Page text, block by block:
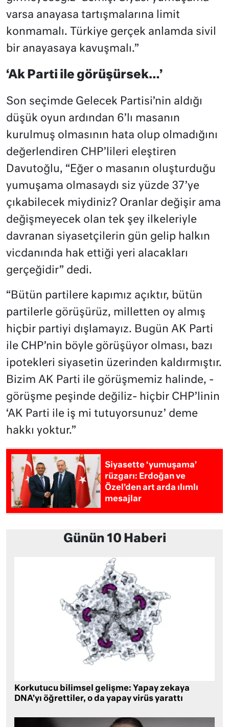
varsa anayasa tartışmalarına limit
konmamalı. Türkiye gerçek anlamda sivil
bir anayasaya kavuşmalı.”
‘Ak Parti ile görüşürsek…’
Son seçimde Gelecek Partisi’nin aldığı
düşük oyun ardından 6’lı masanın
kurulmuş olmasının hata olup olmadığını
değerlendiren CHP’lileri eleştiren
Davutoğlu, “Eğer o masanın oluşturduğu
yumuşama olmasaydı siz yüzde 37’ye
çıkabilecek miydiniz? Oranlar değişir ama
değişmeyecek olan tek şey ilkeleriyle
davranan siyasetçilerin gün gelip halkın
vicdanında hak ettiği yeri alacakları
gerçeğidir” dedi.
“Bütün partilere kapımız açıktır, bütün
partilerle görüşürüz, milletten oy almış
hiçbir partiyi dışlamayız. Bugün AK Parti
ile CHP’nin böyle görüşüyor olması, bazı
ipotekleri siyasetin üzerinden kaldırmıştır.
Bizim AK Parti ile görüşmemiz halinde, -
görüşme peşinde değiliz- hiçbir CHP’linin
‘AK Parti ile iş mi tutuyorsunuz’ deme
hakkı yoktur.”
Siyasette ‘yumuşama’
rüzgarı: Erdoğan ve
Özel’den art arda ılımlı
mesajlar
Günün 10 Haberi
Korkutucu bilimsel gelişme: Yapay zekaya
DNA’yı öğrettiler, o da yapay virüs yarattı